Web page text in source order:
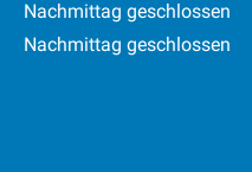
Nachmittag geschlossen
Nachmittag geschlossen